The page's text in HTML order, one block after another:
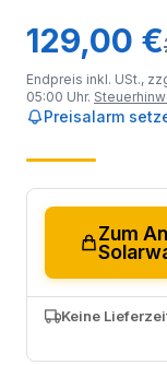
129,00 €
Endpreis inkl. USt.,
05:00 Uhr.
Preisalarm
Zum
Keine